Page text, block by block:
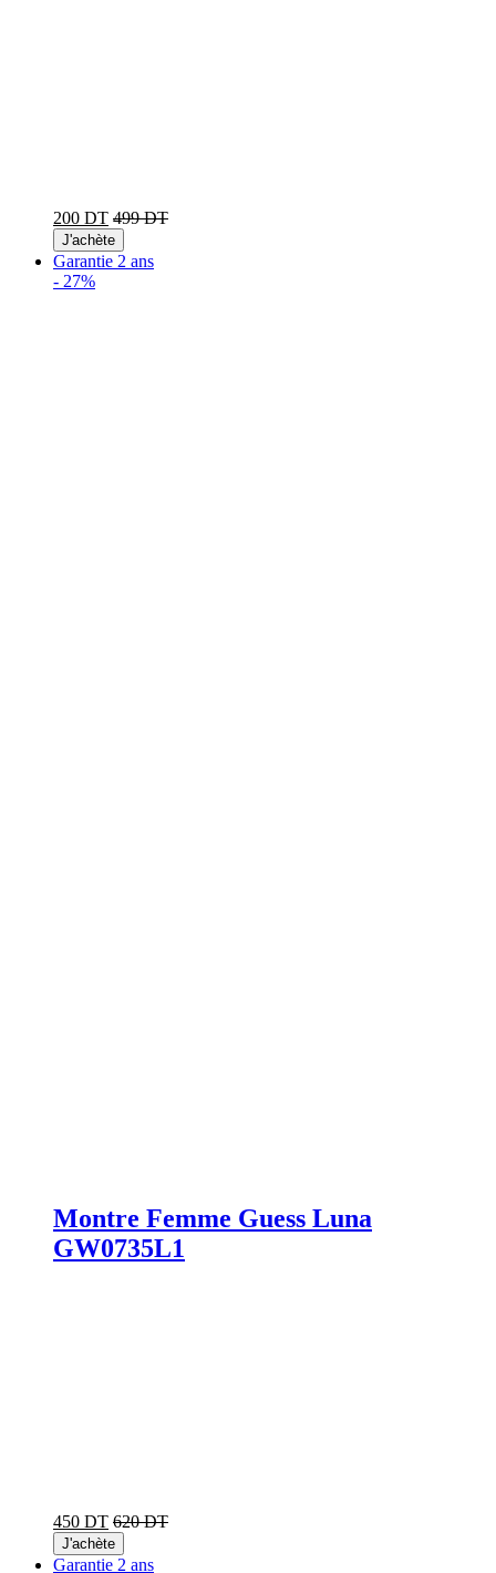
200 DT 499 DT
J'achète
Garantie 2 ans
- 27%
Montre Femme Guess Luna
GW0735L1
450 DT 620 DT
J'achète
Garantie 2 ans